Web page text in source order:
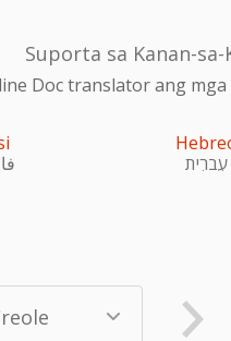
Suporta sa Kanan-sa-
Doc translator ang
עִברִית